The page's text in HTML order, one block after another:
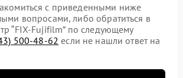
с приведенными ниже
вопросами, либо обратиться в
“FIX-Fujifilm” по следующему
500-48-62 если не нашли ответ на